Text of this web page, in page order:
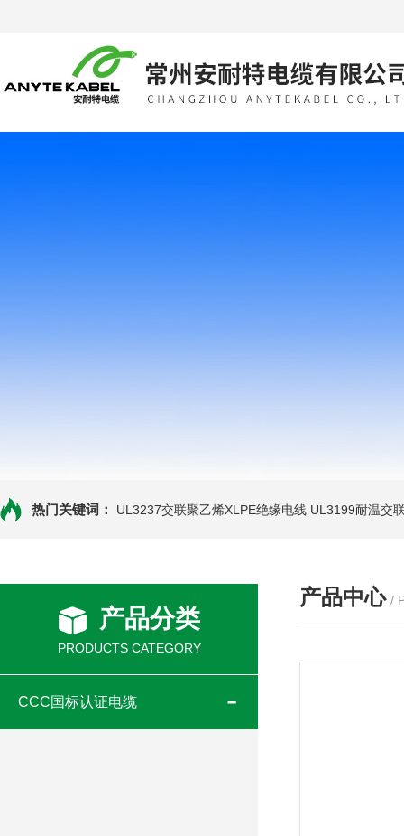
热门关键词： UL3237交联聚乙烯XLPE绝缘电线 UL3199耐温交
产品分类
PRODUCTS CATEGORY
CCC国标认证电缆
产品中心 /